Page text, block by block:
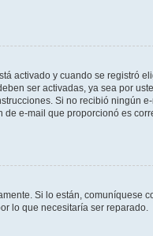
activado y cuando se registró
ser activadas, ya sea por
Si no recibió ningún
e-mail que proporcionó es
Si lo están, comuníquese
lo que necesitaría ser reparado.